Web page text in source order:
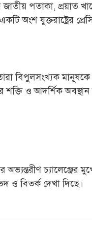
পতাকা, প্রয়াত
অংশ যুক্তরাষ্ট্রের
বিপুলসংখ্যক মানুষকে
শক্তি ও আদর্শিক
চ্যালেঞ্জের
ও বিতর্ক দেখা দিছে।